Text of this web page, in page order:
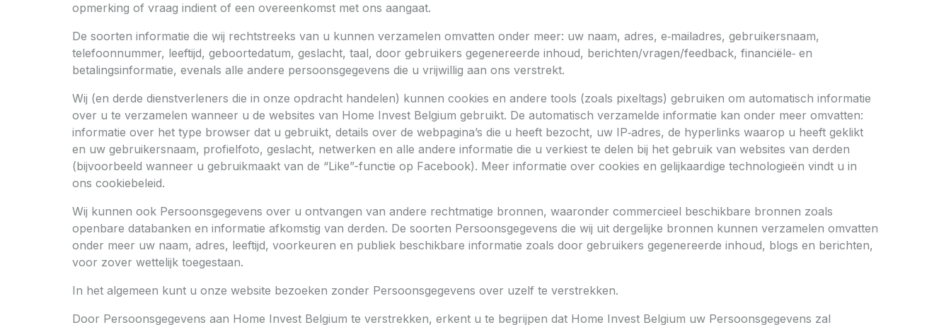
opmerking of vraag indient of een overeenkomst met ons aangaat.
De soorten informatie die wij rechtstreeks van u kunnen verzamelen omvatten onder meer: uw naam, adres, e‑mailadres, gebruikersnaam,
telefoonnummer, leeftijd, geboortedatum, geslacht, taal, door gebruikers gegenereerde inhoud, berichten/vragen/feedback, financiële‑ en
betalingsinformatie, evenals alle andere persoonsgegevens die u vrijwillig aan ons verstrekt.
Wij (en derde dienstverleners die in onze opdracht handelen) kunnen cookies en andere tools (zoals pixeltags) gebruiken om automatisch informatie
over u te verzamelen wanneer u de websites van Home Invest Belgium gebruikt. De automatisch verzamelde informatie kan onder meer omvatten:
informatie over het type browser dat u gebruikt, details over de webpagina’s die u heeft bezocht, uw IP‑adres, de hyperlinks waarop u heeft geklikt
en uw gebruikersnaam, profielfoto, geslacht, netwerken en alle andere informatie die u verkiest te delen bij het gebruik van websites van derden
(bijvoorbeeld wanneer u gebruikmaakt van de “Like”-functie op Facebook). Meer informatie over cookies en gelijkaardige technologieën vindt u in
ons cookiebeleid.
Wij kunnen ook Persoonsgegevens over u ontvangen van andere rechtmatige bronnen, waaronder commercieel beschikbare bronnen zoals
openbare databanken en informatie afkomstig van derden. De soorten Persoonsgegevens die wij uit dergelijke bronnen kunnen verzamelen omvatten
onder meer uw naam, adres, leeftijd, voorkeuren en publiek beschikbare informatie zoals door gebruikers gegenereerde inhoud, blogs en berichten,
voor zover wettelijk toegestaan.
In het algemeen kunt u onze website bezoeken zonder Persoonsgegevens over uzelf te verstrekken.
Door Persoonsgegevens aan Home Invest Belgium te verstrekken, erkent u te begrijpen dat Home Invest Belgium uw Persoonsgegevens zal